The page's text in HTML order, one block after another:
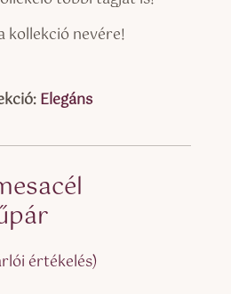
kollekció nevére!
Elegáns
értékelés)